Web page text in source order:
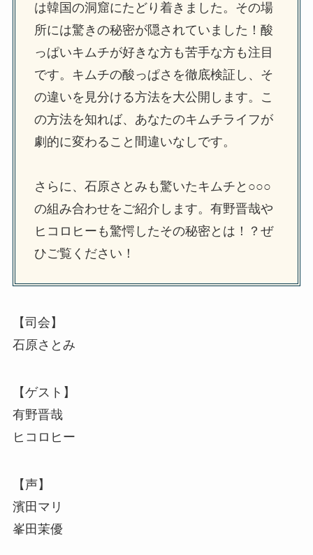
は韓国の洞窟にたどり着きました。その場
所には驚きの秘密が隠されていました！酸
っぱいキムチが好きな方も苦手な方も注目
です。キムチの酸っぱさを徹底検証し、そ
の違いを見分ける方法を大公開します。こ
の方法を知れば、あなたのキムチライフが
劇的に変わること間違いなしです。
さらに、石原さとみも驚いたキムチと○○○
の組み合わせをご紹介します。有野晋哉や
ヒコロヒーも驚愕したその秘密とは！？ぜ
ひご覧ください！
【司会】
石原さとみ
【ゲスト】
有野晋哉
ヒコロヒー
【声】
濱田マリ
峯田茉優